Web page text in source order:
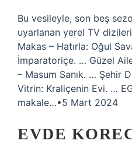
Bu vesileyle, son beş
uyarlanan yerel TV
Makas – Hatırla: Oğul
İmparatoriçe. … Güzel
– Masum Sanık. … Şehir
Vitrin: Kraliçenin Evi. …
makale…•5 Mart 2024
EVDE